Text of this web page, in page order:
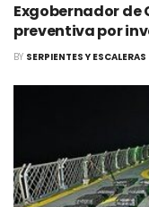
Exgobernador de
preventiva por
BY SERPIENTES Y ESCALERAS